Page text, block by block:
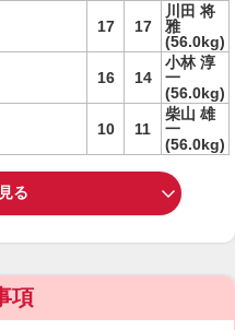
17 17
川田 将
雅
(56.0kg)
16 14
小林 淳
一
(56.0kg)
10 11
柴山 雄
一
(56.0kg)
る
項